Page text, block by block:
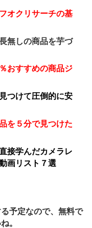
オクリサーチの基
無しの商品を芋づ
おすすめの商品ジ
つけて圧倒的に安
を５分で見つけた
接学んだカメラレ
画リスト７選
予定なので、無料で
。